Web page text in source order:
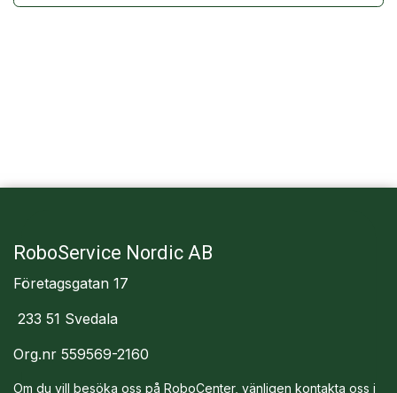
RoboService Nordic AB
Företagsgatan 17
233 51 Svedala
Org.nr 559569-2160
Om du vill besöka oss på RoboCenter, vänligen kontakta oss i